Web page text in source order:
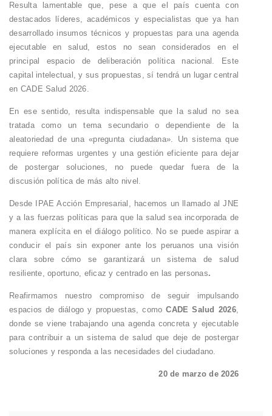
Resulta lamentable que, pese a que el país cuenta con
destacados líderes, académicos y especialistas que ya han
desarrollado insumos técnicos y propuestas para una agenda
ejecutable en salud, estos no sean considerados en el
principal espacio de deliberación política nacional. Este
capital intelectual, y sus propuestas, sí tendrá un lugar central
en CADE Salud 2026.
En ese sentido, resulta indispensable que la salud no sea
tratada como un tema secundario o dependiente de la
aleatoriedad de una «pregunta ciudadana». Un sistema que
requiere reformas urgentes y una gestión eficiente para dejar
de postergar soluciones, no puede quedar fuera de la
discusión política de más alto nivel.
Desde IPAE Acción Empresarial , hacemos un llamado al JNE
y a las fuerzas políticas para que la salud sea incorporada de
manera explícita en el diálogo político. No se puede aspirar a
conducir el país sin exponer ante los peruanos una visión
clara sobre cómo se garantizará un sistema de salud
resiliente, oportuno, eficaz y centrado en las personas.
Reafirmamos nuestro compromiso de seguir impulsando
espacios de diálogo y propuestas, comoCADE Salud 2026,
donde se viene trabajando una agenda concreta y ejecutable
para contribuir a un sistema de salud que deje de postergar
soluciones y responda a las necesidades del ciudadano.
20 de marzo de 2026